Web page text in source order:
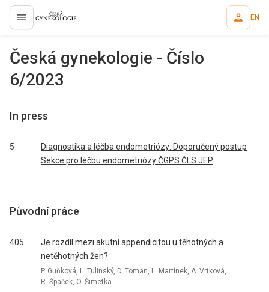
proLékaře.cz EN
Česká gynekologie - Číslo
6/2023
In press
5
Diagnostika a léčba endometriózy: Doporučený postup
Sekce pro léčbu endometriózy ČGPS ČLS JEP
Původní práce
405
Je rozdíl mezi akutní appendicitou u těhotných a
netěhotných žen?
P. Guňková, L. Tulinský, D. Toman, L. Martínek, A. Vrtková,
R. Špaček, O. Šimetka